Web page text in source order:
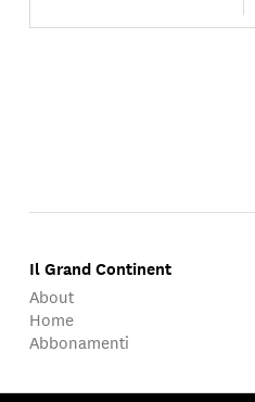
Il Grand Continent
About
Home
Abbonamenti